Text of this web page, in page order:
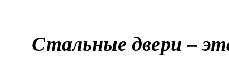
Стальные двери –